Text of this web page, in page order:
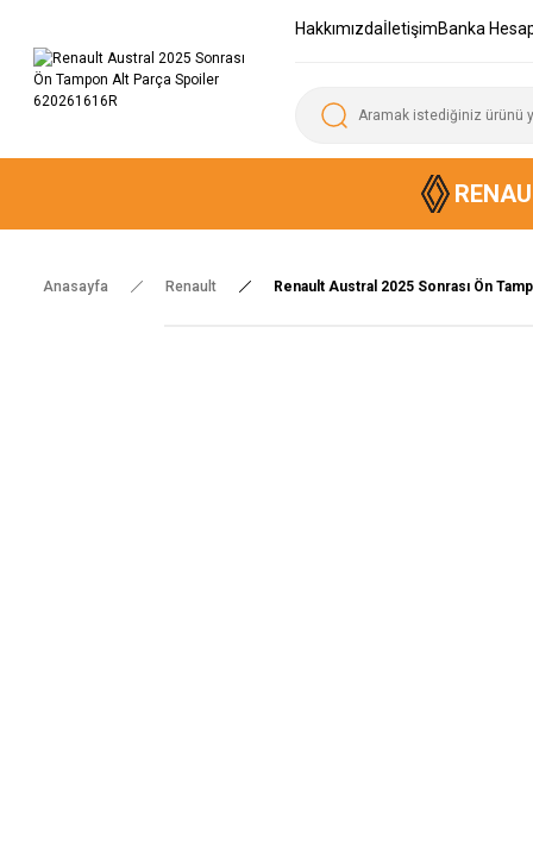
HakkımızdaİletişimBanka
Anasayfa Renault Renault Austral 2025 Sonrası Ön